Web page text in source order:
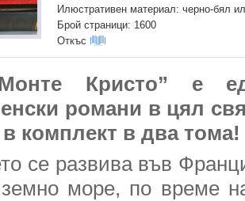
Илюстративен материал: черно-бял
Брой страници: 1600
Откъс
Кристо” е
романи в цял
комплект в два тома!
се развива във
море, по време